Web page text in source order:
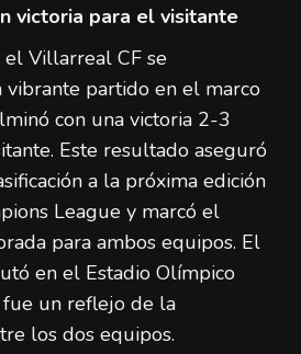
victoria para el visitante
el Villarreal CF se
partido en el marco
con una victoria 2-3
Este resultado aseguró
a la próxima edición
League y marcó el
para ambos equipos. El
en el Estadio Olímpico
fue un reflejo de la
los dos equipos.